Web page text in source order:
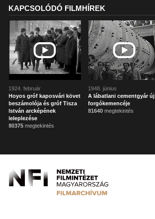
KAPCSOLÓDÓ FILMHÍREK
1924. február
Hoyos gróf kaposvári követ
beszámolója és gróf Tisza
István arcképének
leleplezése
80375 megtekintés
1948. június
A lábatlani cementgyár új
forgókemencéje
81640 megtekintés